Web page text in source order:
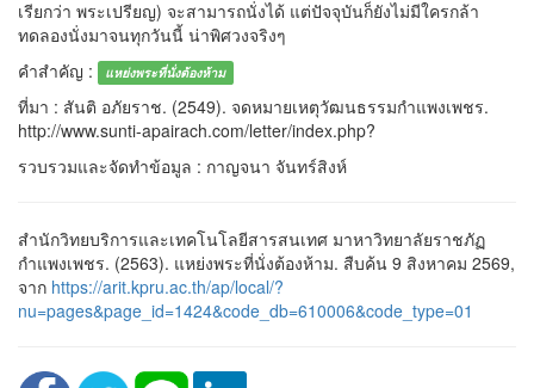
เรียกว่า พระเปรียญ) จะสามารถนั่งได้ แต่ปัจจุบันก็ยังไม่มีใครกล้า
ทดลองนั่งมาจนทุกวันนี้ น่าพิศวงจริงๆ
คำสำคัญ :
แหย่งพระที่นั่งต้องห้าม
ที่มา : สันติ อภัยราช. (2549). จดหมายเหตุวัฒนธรรมกำแพงเพชร.
http://www.sunti-apairach.com/letter/index.php?
รวบรวมและจัดทำข้อมูล : กาญจนา จันทร์สิงห์
สำนักวิทยบริการและเทคโนโลยีสารสนเทศ มาหาวิทยาลัยราชภัฏ
กำแพงเพชร. (2563). แหย่งพระที่นั่งต้องห้าม. สืบค้น 9 สิงหาคม 2569,
จาก https://arit.kpru.ac.th/ap/local/?
nu=pages&page_id=1424&code_db=610006&code_type=01